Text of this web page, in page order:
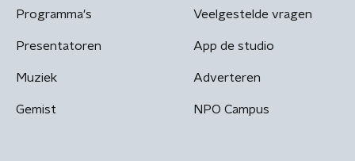
Programma's
Presentatoren
Muziek
Gemist
Veelgestelde vragen
App de studio
Adverteren
NPO Campus